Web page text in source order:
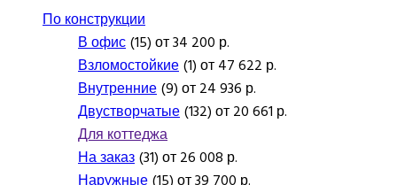
По конструкции
В офис(15) от 34 200 р.
Взломостойкие(1) от 47 622 р.
Внутренние(9) от 24 936 р.
Двустворчатые(132) от 20 661 р.
Для коттеджа
На заказ(31) от 26 008 р.